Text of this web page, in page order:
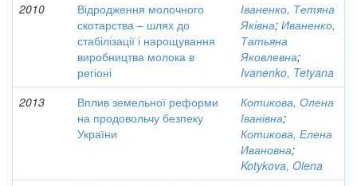
2010
Відродження молочного
скотарства – шлях до
стабілізації і нарощування
виробництва молока в
регіоні
Іваненко, Тетяна
Яківна; Иваненко,
Татьяна
Яковлевна;
Ivanenko, Tetyana
2013
Вплив земельної реформи
на продовольчу безпеку
України
Котикова, Олена
Іванівна;
Котикова, Елена
Ивановна;
Kotykova, Olena